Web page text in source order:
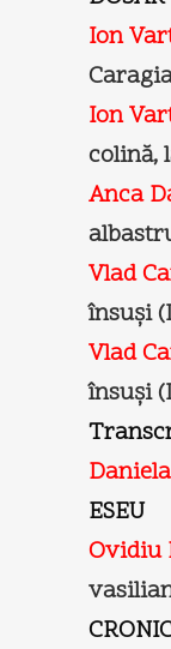
Ion
Ion
colină,
Anca
Vlad
însuşi
Vlad
însuşi
ESEU
Ovidiu